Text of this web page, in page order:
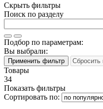
Скрыть фильтры
Поиск по разделу
Подбор по параметрам:
Вы выбрали:
Товары
34
Показать фильтры
Сортировать по: